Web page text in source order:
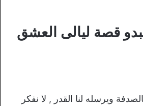
قصة ليالى العشق
ويرسله لنا القدر , لا نفكر